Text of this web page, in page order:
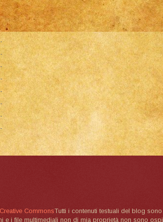
CommonsTutti i contenuti testuali del blog
e i file multimediali non di mia proprietà non sono